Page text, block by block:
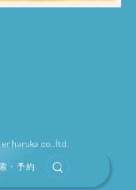
・予約
haruka co.,ltd.